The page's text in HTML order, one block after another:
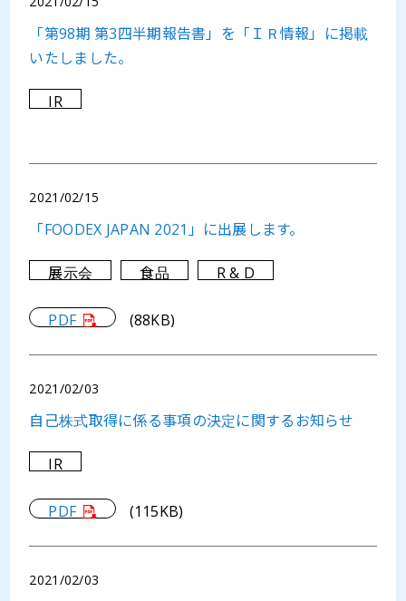
「第98期 第3四半期報告書」を「ＩＲ情報」に掲載
いたしました。
IR
2021/02/15
「FOODEX JAPAN 2021」に出展します。
展示会 食品 R & D
PDF (88KB)
2021/02/03
自己株式取得に係る事項の決定に関するお知らせ
IR
PDF (115KB)
2021/02/03